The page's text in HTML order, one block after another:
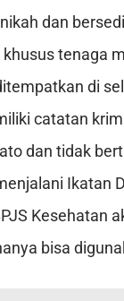
dan
tenaga
di
catatan
dan tidak
Ikatan
Kesehatan
bisa